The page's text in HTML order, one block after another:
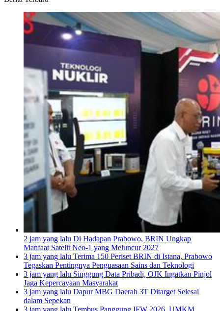
2 jam yang lalu Di Hadapan Prabowo, BRIN Ungkap
Manfaat Satelit Neo-1 yang Meluncur 2027
3 jam yang lalu Terima 150 Periset BRIN di Istana, Prabowo
Tegaskan Pentingnya Penguasaan Sains dan Teknologi
3 jam yang lalu Singgung Data Pribadi, OJK Ingatkan Pinjol
Jaga Kepercayaan Masyarakat
3 jam yang lalu Dapur MBG Daerah 3T Ditarget Selesai
dalam Sepekan
3 jam yang lalu Tembus Panggung IFW 2026, UMKM